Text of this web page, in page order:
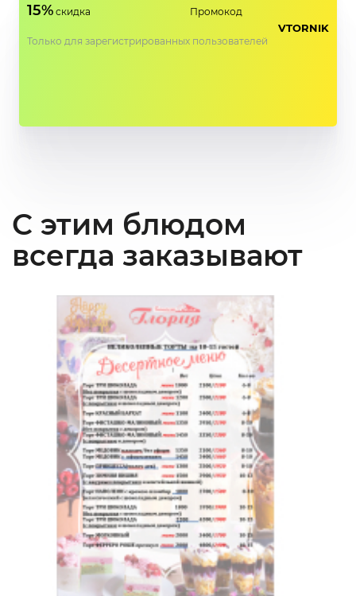
15% скидка Промокод
VTORNIK
Только для зарегистрированных пользователей
С этим блюдом
всегда заказывают